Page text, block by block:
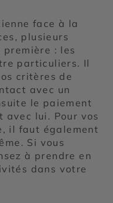
face à la
plusieurs
première : les
particuliers. Il
critères de
avec un
le paiement
avec lui. Pour vos
il faut également
Si vous
à prendre en
dans votre